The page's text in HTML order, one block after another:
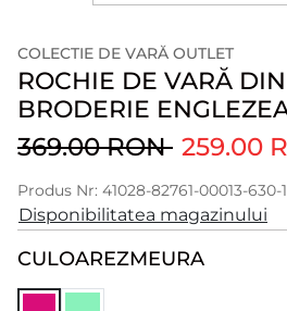
COLECTIE DE VARĂ OUTLET
ROCHIE DE VARĂ
BRODERIE
369.00 RON 259.00
Produs Nr: 41028-82761-00013-630-1
Disponibilitatea magazinului
CULOAREZMEURA